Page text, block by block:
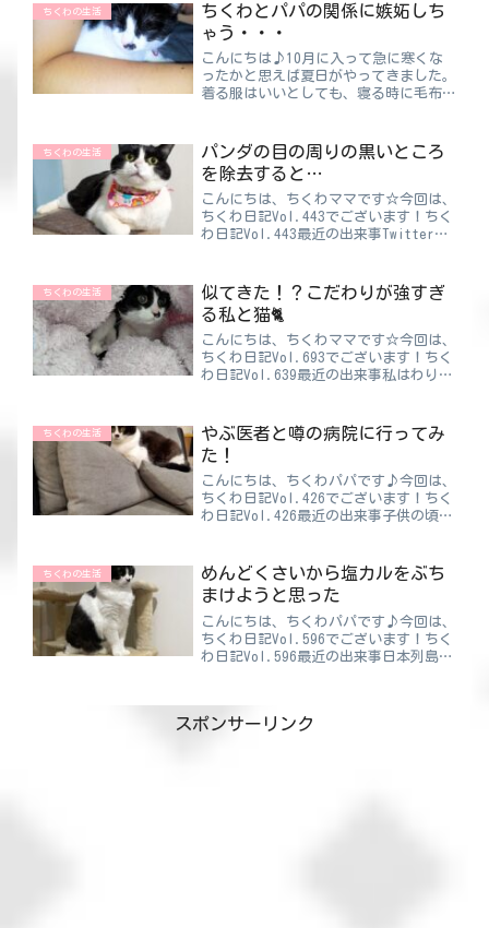
思います！時期がちょっと早い気もしま
したけど、“...
ちくわの生活
ちくわとパパの関係に嫉妬しち
ゃう・・・
こんにちは♪10月に入って急に寒くな
ったかと思えば夏日がやってきました。
着る服はいいとしても、寝る時に毛布を
ない・・・せめて風邪をひかないように
するのが精一杯です😣😣😣ち...
ちくわの生活
パンダの目の周りの黒いところ
を除去すると…
こんにちは、ちくわママです☆今回は、
ちくわ日記Vol.443でございます！ちく
わ日記Vol.443最近の出来事Twitterで
しぶりｗ）もうTwitterじゃなくてX
か...
ちくわの生活
似てきた！？こだわりが強すぎ
る私と猫🐈
こんにちは、ちくわママです☆今回は、
ちくわ日記Vol.693でございます！ちく
わ日記Vol.639最近の出来事私はわりと
いかもしれない💦でも「これはこれじゃ
ないとダメ」と...
ちくわの生活
やぶ医者と噂の病院に行ってみ
た！
こんにちは、ちくわパパです♪今回は、
ちくわ日記Vol.426でございます！ちく
わ日記Vol.426最近の出来事子供の頃
は藪で有名でした。インターネットが普
及していない時...
ちくわの生活
めんどくさいから塩カルをぶち
まけようと思った
こんにちは、ちくわパパです♪今回は、
ちくわ日記Vol.596でございます！ちく
わ日記Vol.596最近の出来事日本列島を
交換とか交通の乱れもめんどくさいので
すが、突発的...
スポンサーリンク